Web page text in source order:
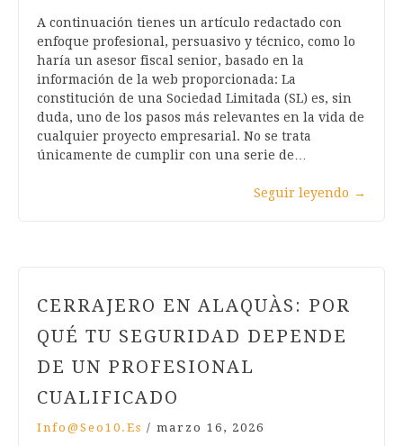
A continuación tienes un artículo redactado con
enfoque profesional, persuasivo y técnico, como lo
haría un asesor fiscal senior, basado en la
información de la web proporcionada: La
constitución de una Sociedad Limitada (SL) es, sin
duda, uno de los pasos más relevantes en la vida de
cualquier proyecto empresarial. No se trata
únicamente de cumplir con una serie de…
Seguir leyendo →
CERRAJERO EN ALAQUÀS: POR
QUÉ TU SEGURIDAD DEPENDE
DE UN PROFESIONAL
CUALIFICADO
Info@seo10.es / marzo 16, 2026